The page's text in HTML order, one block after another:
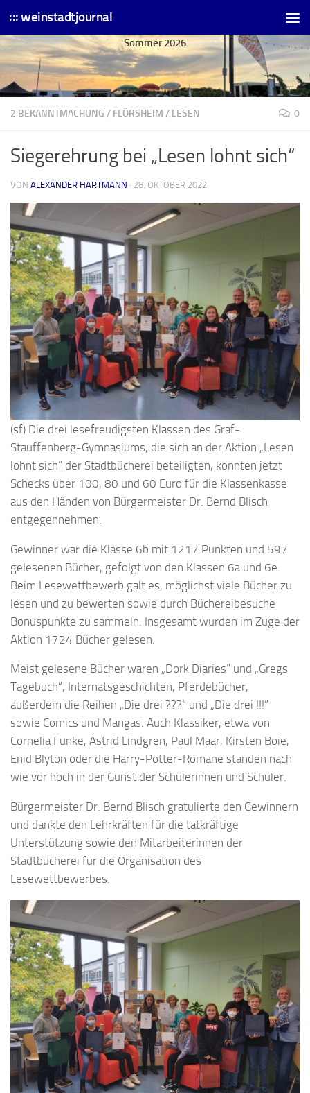
Skip to content
::: weinstadtjournal
Sommer 2026
2 BEKANNTMACHUNG / FLÖRSHEIM / LESEN 0
Siegerehrung bei „Lesen lohnt sich“
VON ALEXANDER HARTMANN · 28. OKTOBER 2022
(sf) Die drei lesefreudigsten Klassen des Graf-
Stauffenberg-Gymnasiums, die sich an der Aktion „Lesen
lohnt sich“ der Stadtbücherei beteiligten, konnten jetzt
Schecks über 100, 80 und 60 Euro für die Klassenkasse
aus den Händen von Bürgermeister Dr. Bernd Blisch
entgegennehmen.
Gewinner war die Klasse 6b mit 1217 Punkten und 597
gelesenen Bücher, gefolgt von den Klassen 6a und 6e.
Beim Lesewettbewerb galt es, möglichst viele Bücher zu
lesen und zu bewerten sowie durch Büchereibesuche
Bonuspunkte zu sammeln. Insgesamt wurden im Zuge der
Aktion 1724 Bücher gelesen.
Meist gelesene Bücher waren „Dork Diaries“ und „Gregs
Tagebuch“, Internatsgeschichten, Pferdebücher,
außerdem die Reihen „Die drei ???“ und „Die drei !!!“
sowie Comics und Mangas. Auch Klassiker, etwa von
Cornelia Funke, Astrid Lindgren, Paul Maar, Kirsten Boie,
Enid Blyton oder die Harry-Potter-Romane standen nach
wie vor hoch in der Gunst der Schülerinnen und Schüler.
Bürgermeister Dr. Bernd Blisch gratulierte den Gewinnern
und dankte den Lehrkräften für die tatkräftige
Unterstützung sowie den Mitarbeiterinnen der
Stadtbücherei für die Organisation des
Lesewettbewerbes.